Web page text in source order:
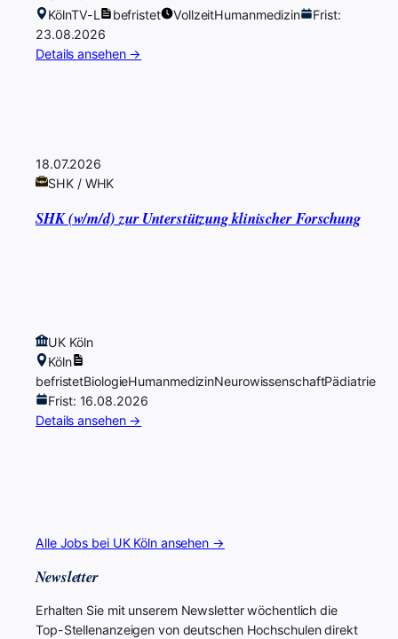
KölnTV-L befristet VollzeitHumanmedizin
Frist:
23.08.2026
Details ansehen →
18.07.2026
SHK / WHK
SHK (w/m/d) zur Unterstützung klinischer Forschung
UK Köln
Köln
befristetBiologieHumanmedizinNeurowissenschaftPädiatrie
Frist: 16.08.2026
Details ansehen →
Alle Jobs bei UK Köln ansehen →
Newsletter
Erhalten Sie mit unserem Newsletter wöchentlich die
Top-Stellenanzeigen von deutschen Hochschulen direkt